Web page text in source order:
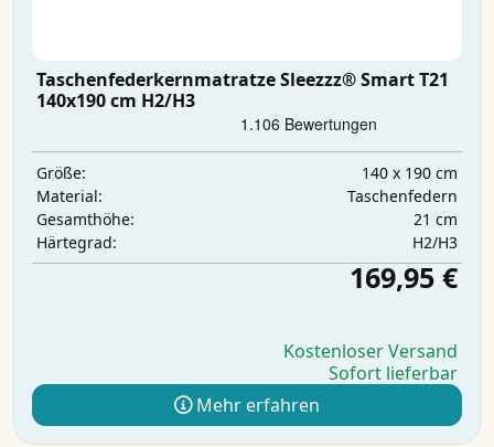
Taschenfederkernmatratze Sleezzz® Smart T21
140x190 cm H2/H3
Größe:
140 x 190 cm
Material:
Taschenfedern
Gesamthöhe:
21 cm
Härtegrad:
H2/H3
169,95 €
Kostenloser Versand
Sofort lieferbar
Mehr erfahren